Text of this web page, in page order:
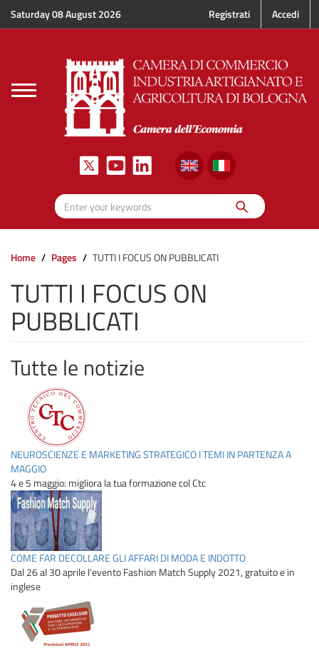
Saturday 08 August 2026 Registrati Accedi
Toggle
navigation
Enter your keywords
Search
Home Pages TUTTI I FOCUS ON PUBBLICATI
TUTTI I FOCUS ON
PUBBLICATI
Tutte le notizie
NEUROSCIENZE E MARKETING STRATEGICO I TEMI IN PARTENZA A
MAGGIO
4 e 5 maggio: migliora la tua formazione col Ctc
COME FAR DECOLLARE GLI AFFARI DI MODA E INDOTTO
Dal 26 al 30 aprile l’evento Fashion Match Supply 2021, gratuito e in
inglese